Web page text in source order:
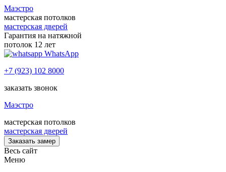
Маэстро
мастерская потолков
мастерская дверей
Гарантия на натяжной
потолок 12 лет
WhatsApp
+7 (923) 102 8000
заказать звонок
Маэстро
мастерская потолков
мастерская дверей
Заказать замер
Весь сайт
Меню